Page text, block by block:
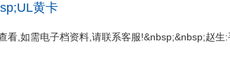
黄卡
看,如需电子档资料,请联系客服!&nbsp;&nbsp;赵生: